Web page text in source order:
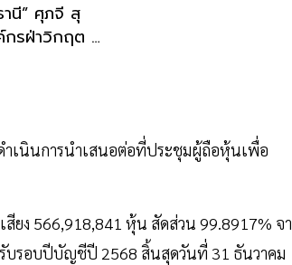
นี” ศุภจี สุ
รฝ่าวิกฤต สู่
เนินการนำเสนอต่อที่ประชุมผู้ถือหุ้นเพื่อ
สียง 566,918,841 หุ้น สัดส่วน 99.8917% จ
บรอบปีบัญชีปี 2568 สิ้นสุดวันที่ 31 ธันวาคม